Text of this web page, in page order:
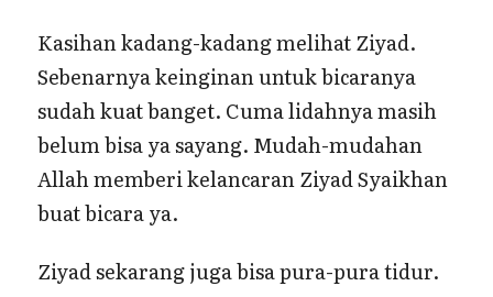
Kasihan kadang-kadang melihat Ziyad.
Sebenarnya keinginan untuk bicaranya
sudah kuat banget. Cuma lidahnya masih
belum bisa ya sayang. Mudah-mudahan
Allah memberi kelancaran Ziyad Syaikhan
buat bicara ya.
Ziyad sekarang juga bisa pura-pura tidur.